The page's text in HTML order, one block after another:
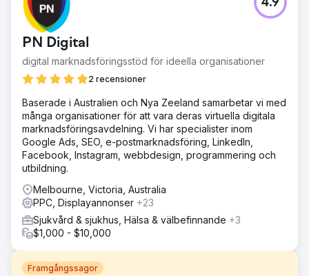
PN Digital
digital marknadsföringsstöd för ideella organisationer
2 recensioner
4.9
Baserade i Australien och Nya Zeeland samarbetar vi med
många organisationer för att vara deras virtuella digitala
marknadsföringsavdelning. Vi har specialister inom
Google Ads, SEO, e-postmarknadsföring, LinkedIn,
Facebook, Instagram, webbdesign, programmering och
utbildning.
Melbourne, Victoria, Australia
PPC, Displayannonser +23
Sjukvård & sjukhus, Hälsa & välbefinnande +3
$1,000 - $10,000
Framgångssagor